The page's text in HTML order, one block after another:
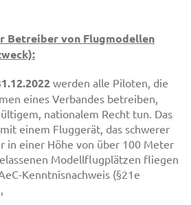
Betreiber von Flugmodellen
werden alle Piloten, die
eines Verbandes betreiben,
nationalem Recht tun. Das
einem Fluggerät, das schwerer
in einer Höhe von über 100 Meter
Modellflugplätzen fliegen
Kenntnisnachweis (§21e